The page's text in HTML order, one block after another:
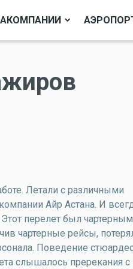
Летали с различными
Айр Астана. И
перелет был
чартерные рейсы,
Поведение
слышалось пререкания с